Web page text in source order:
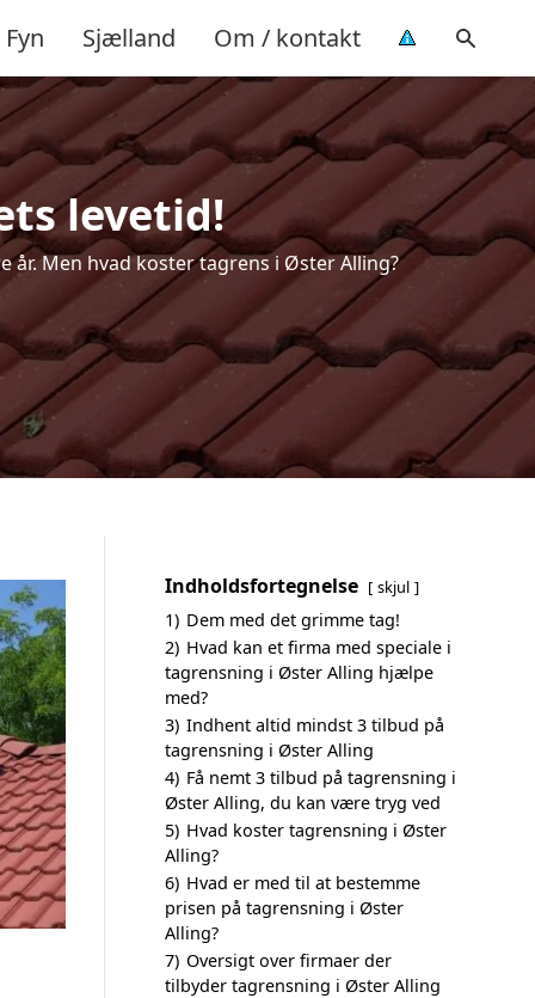
Fyn Sjælland Om / kontakt
levetid!
Men hvad koster tagrens i Øster Alling?
Indholdsfortegnelse skjul
1) Dem med det grimme tag!
2) Hvad kan et firma med speciale i
tagrensning i Øster Alling hjælpe
med?
3) Indhent altid mindst 3 tilbud på
tagrensning i Øster Alling
4) Få nemt 3 tilbud på tagrensning i
Øster Alling, du kan være tryg ved
5) Hvad koster tagrensning i Øster
Alling?
6) Hvad er med til at bestemme
prisen på tagrensning i Øster
Alling?
7) Oversigt over firmaer der
tilbyder tagrensning i Øster Alling